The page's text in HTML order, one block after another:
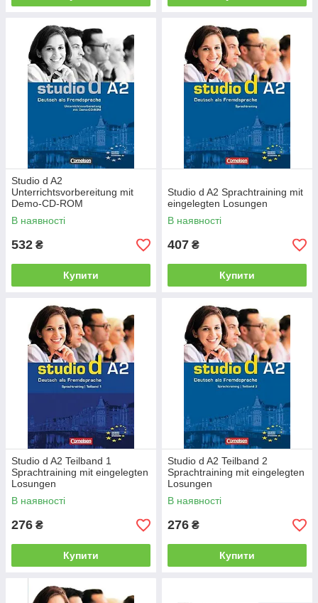
Studio d A2
Unterrichtsvorbereitung mit
Demo-CD-ROM
В наявності
532 ₴
Купити
Studio d A2 Sprachtraining mit
eingelegten Losungen
В наявності
407 ₴
Купити
Studio d A2 Teilband 1
Sprachtraining mit eingelegten
Losungen
В наявності
276 ₴
Купити
Studio d A2 Teilband 2
Sprachtraining mit eingelegten
Losungen
В наявності
276 ₴
Купити